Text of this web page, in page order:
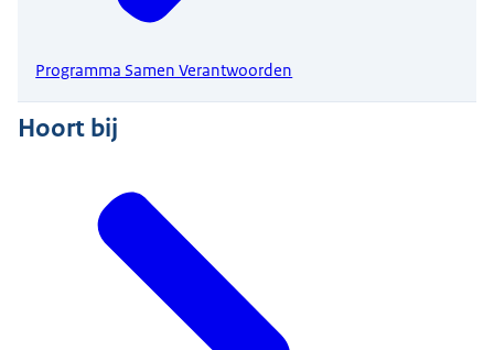
Programma Samen Verantwoorden
Hoort bij